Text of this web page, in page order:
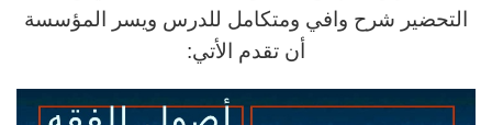
التحضير شرح وافي ومتكامل للدرس ويسر المؤسسة
أن تقدم الأتي: